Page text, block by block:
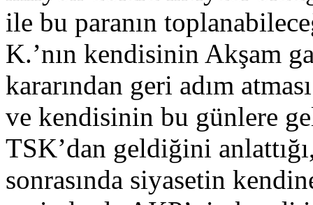
ile bu paranın
K.’nın kendisinin Akşam
kararından geri adım
ve kendisinin bu günlere
TSK’dan geldiğini
sonrasında siyasetin